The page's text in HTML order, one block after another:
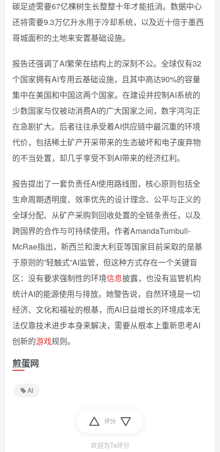
碳足迹需要67亿棵树生长整整十年才能抵消。数据中心
还将需要9.3万亿升水用于冷却系统，以及近十倍于墨西
哥城面积的土地来安置基础设施。
报告还强调了AI繁荣在结构上的深刻不公。全球仅有32
个国家拥有AI专用云基础设施，且其中高达90%的容量
集中在美国和中国这两个国家。在建设并控制AI系统的
少数国家与仅被动消费AI的广大国家之间，数字鸿沟正
在急剧扩大。后者往往承受着AI供应链中最沉重的环境
代价，包括稀土矿产开采带来的生态破坏和电子废弃物
的不当处置，却几乎享受不到AI带来的经济红利。
报告提出了一套负责任AI使用路线图，核心原则包括全
生命周期透明度、效率优先的设计理念、公平与正义的
全球分配、从矿产采购到回收处置的全链条责任，以及
跨国界的合作与可持续使用。作者AmandaTurnbull-
McRae指出，新西兰和澳大利亚等国家目前采取的是基
于原则的”轻触式”AI监管，但这种方式存在一个关键盲
区：没有要求强制性的环境信息披露，也没有监管机构
统计AI的能源使用与排放。她警告说，自然环境是一切
经济、文化和福祉的根基，而AI日益增长的环境成本无
法仅靠技术进步本身来解决，需要从根本上重新思考AI
创新的游戏规则。
煎蛋网
AI
评分
欢迎为Ta评分